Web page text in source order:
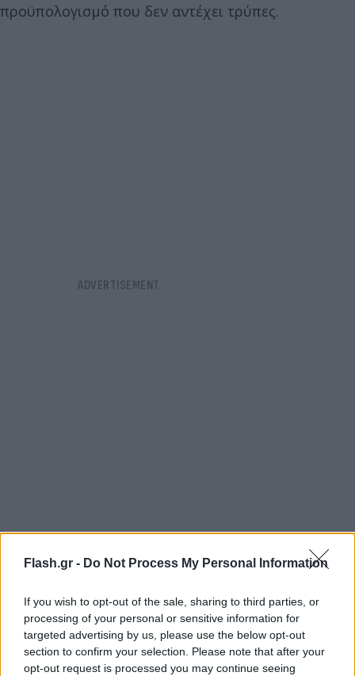
Flash.gr - Do Not Process My Personal Information
If you wish to opt-out of the sale, sharing to third parties, or
processing of your personal or sensitive information for
targeted advertising by us, please use the below opt-out
section to confirm your selection. Please note that after your
opt-out request is processed you may continue seeing
προϋπολογισμό που δεν αντέχει τρύπες.
Η ΕΒΙΚΕΝ τραβάει κόκκινες γραμμές
Την ίδια ώρα, η ΕΒΙΚΕΝ, που εκπροσωπεί τις
ενεργοβόρες βιομηχανίες, ζητά εφαρμογή του
καθαρού ιταλικού μοντέλου –χωρίς ελληνικές
παραλλαγές– και μάλιστα στην εκδοχή που